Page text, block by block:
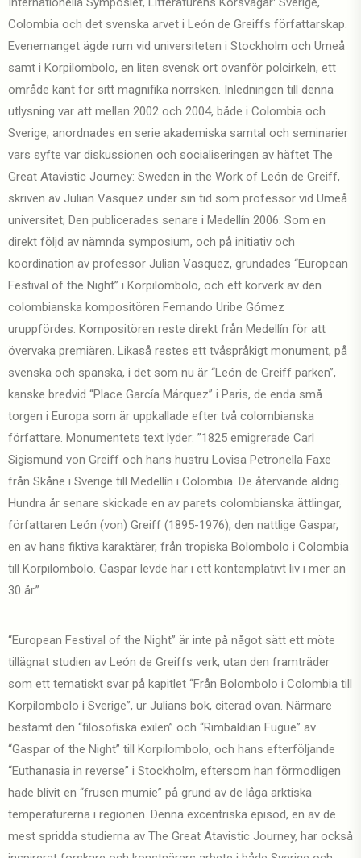
Colombia och det svenska arvet i León de Greiffs författarskap.
Evenemanget ägde rum vid universiteten i Stockholm och Umeå
samt i Korpilombolo, en liten svensk ort ovanför polcirkeln, ett
område känt för sitt magnifika norrsken. Inledningen till denna
utlysning var att mellan 2002 och 2004, både i Colombia och
Sverige, anordnades en serie akademiska samtal och seminarier
vars syfte var diskussionen och socialiseringen av häftet The
Great Atavistic Journey: Sweden in the Work of León de Greiff,
skriven av Julian Vasquez under sin tid som professor vid Umeå
universitet; Den publicerades senare i Medellín 2006. Som en
direkt följd av nämnda symposium, och på initiativ och
koordination av professor Julian Vasquez, grundades “European
Festival of the Night” i Korpilombolo, och ett körverk av den
colombianska kompositören Fernando Uribe Gómez
uruppfördes. Kompositören reste direkt från Medellín för att
övervaka premiären. Likaså restes ett tvåspråkigt monument, på
svenska och spanska, i det som nu är “León de Greiff parken”,
kanske bredvid “Place García Márquez” i Paris, de enda små
torgen i Europa som är uppkallade efter två colombianska
författare. Monumentets text lyder: ”1825 emigrerade Carl
Sigismund von Greiff och hans hustru Lovisa Petronella Faxe
från Skåne i Sverige till Medellín i Colombia. De återvände aldrig.
Hundra år senare skickade en av parets colombianska ättlingar,
författaren León (von) Greiff (1895-1976), den nattlige Gaspar,
en av hans fiktiva karaktärer, från tropiska Bolombolo i Colombia
till Korpilombolo. Gaspar levde här i ett kontemplativt liv i mer än
30 år.”
“European Festival of the Night” är inte på något sätt ett möte
tillägnat studien av León de Greiffs verk, utan den framträder
som ett tematiskt svar på kapitlet “Från Bolombolo i Colombia till
Korpilombolo i Sverige”, ur Julians bok, citerad ovan. Närmare
bestämt den “filosofiska exilen” och “Rimbaldian Fugue” av
“Gaspar of the Night” till Korpilombolo, och hans efterföljande
“Euthanasia in reverse” i Stockholm, eftersom han förmodligen
hade blivit en “frusen mumie” på grund av de låga arktiska
temperaturerna i regionen. Denna excentriska episod, en av de
mest spridda studierna av The Great Atavistic Journey, har också